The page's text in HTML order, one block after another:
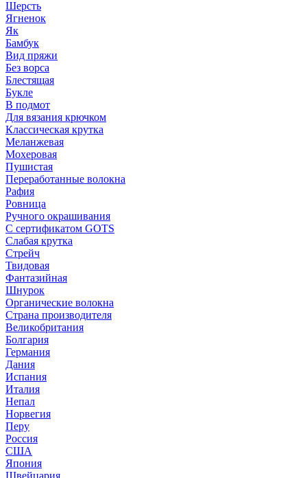
Шерсть
Ягненок
Як
Бамбук
Вид пряжи
Без ворса
Блестящая
Букле
В подмот
Для вязания крючком
Классическая крутка
Меланжевая
Мохеровая
Пушистая
Переработанные волокна
Рафия
Ровница
Ручного окрашивания
С сертификатом GOTS
Слабая крутка
Стрейч
Твидовая
Фантазийная
Шнурок
Органические волокна
Страна производителя
Великобритания
Болгария
Германия
Дания
Испания
Италия
Непал
Норвегия
Перу
Россия
США
Япония
Швейцария